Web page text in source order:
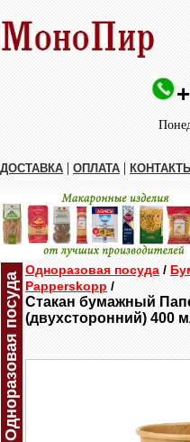
ДОСТАВКА | ОПЛАТА | КОНТАКТЫ
Одноразовая посуда
Одноразовая посуда /
Papperskopp /
Стакан бумажный
(двухсторонний) 400